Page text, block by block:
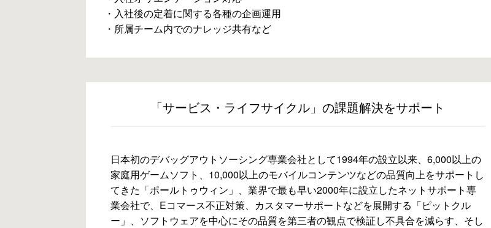
・入社後の定着に関する各種の企画運用
・所属チーム内でのナレッジ共有など
「サービス・ライフサイクル」の課題解決をサポート
日本初のデバッグアウトソーシング専業会社として1994年の設立以来、6,000以上の
家庭用ゲームソフト、10,000以上のモバイルコンテンツなどの品質向上をサポートし
てきた「ポールトゥウィン」、業界で最も早い2000年に設立したネットサポート専
業会社で、Eコマース不正対策、カスタマーサポートなどを展開する「ピットクル
ー」、ソフトウェアを中心にその品質を第三者の観点で検証し不具合を減らす、そし